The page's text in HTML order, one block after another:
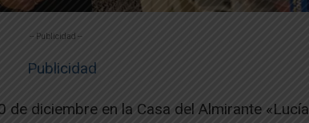
-- Publicidad --
de diciembre en la Casa del Almirante «Lucía